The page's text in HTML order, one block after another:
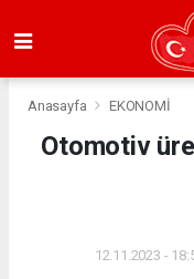
Anasayfa EKONOMİ
Otomotiv
12.11.2023 -